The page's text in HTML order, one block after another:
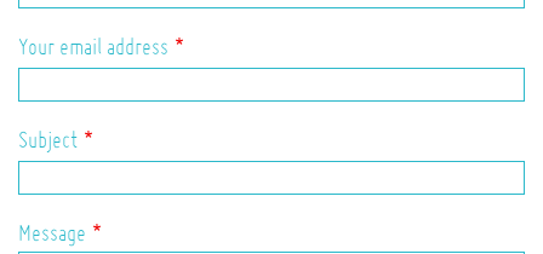
Your email address
Subject
Message